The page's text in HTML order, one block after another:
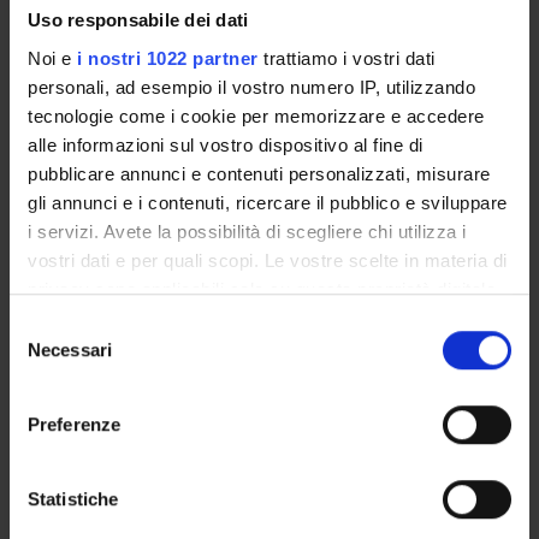
Uso responsabile dei dati
Noi e i nostri 1022 partner trattiamo i vostri dati
personali, ad esempio il vostro numero IP, utilizzando
tecnologie come i cookie per memorizzare e accedere
alle informazioni sul vostro dispositivo al fine di
pubblicare annunci e contenuti personalizzati, misurare
gli annunci e i contenuti, ricercare il pubblico e sviluppare
i servizi. Avete la possibilità di scegliere chi utilizza i
vostri dati e per quali scopi. Le vostre scelte in materia di
privacy sono applicabili solo su questa proprietà digitale
modificare o revocare il proprio consenso in qualsiasi
momento dalla Dichiarazione sui cookie o facendo clic
raccogliere informazioni sulla tua posizione
geografica, con un'approssimazione di qualche
delNecessari
Preferenze
Statistiche
Technical-administrative staff
Marco Antonio Cassatella
Full Professor
Sara Gasperini
Technical-administrative staff
Vincent Le Moigne
Nicola Tamassia
Floriana Zanderigo
General Pathology Section